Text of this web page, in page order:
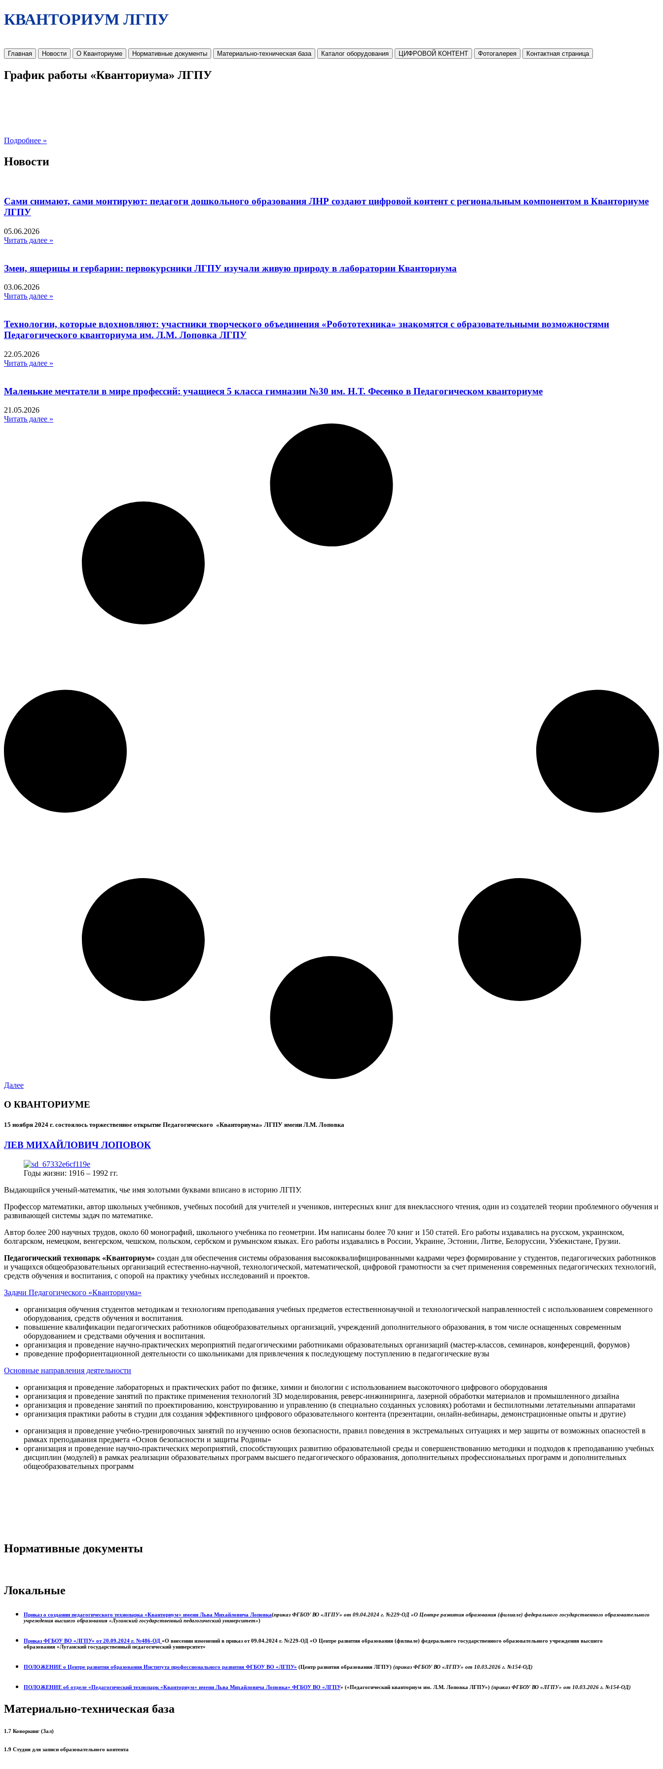
КВАНТОРИУМ ЛГПУ
Главная Новости О Кванториуме Нормативные документы Материально-техническая база Каталог оборудования ЦИФРОВОЙ КОНТЕНТ Фотогалерея Контактная страница
График работы «Кванториума» ЛГПУ
Подробнее »
Новости
Сами снимают, сами монтируют: педагоги дошкольного образования ЛНР создают цифровой контент с региональным компонентом в Кванториуме
ЛГПУ​
05.06.2026
Читать далее »
Змеи, ящерицы и гербарии: первокурсники ЛГПУ изучали живую природу в лаборатории Кванториума
03.06.2026
Читать далее »
Технологии, которые вдохновляют: участники творческого объединения «Робототехника» знакомятся с образовательными возможностями
Педагогического кванториума им. Л.М. Лоповка ЛГПУ
22.05.2026
Читать далее »
Маленькие мечтатели в мире профессий: учащиеся 5 класса гимназии №30 им. Н.Т. Фесенко в Педагогическом кванториуме
21.05.2026
Читать далее »
Далее
О КВАНТОРИУМЕ
15 ноября 2024 г. состоялось торжественное открытие Педагогического «Кванториума» ЛГПУ имени Л.М. Лоповка
ЛЕВ МИХАЙЛОВИЧ ЛОПОВОК
Годы жизни: 1916 – 1992 гг.
Выдающийся ученый-математик, чье имя золотыми буквами вписано в историю ЛГПУ.
Профессор математики, автор школьных учебников, учебных пособий для учителей и учеников, интересных книг для внеклассного чтения, один из создателей теории проблемного обучения и
развивающей системы задач по математике.
Автор более 200 научных трудов, около 60 монографий, школьного учебника по геометрии. Им написаны более 70 книг и 150 статей. Его работы издавались на русском, украинском,
болгарском, немецком, венгерском, чешском, польском, сербском и румынском языках. Его работы издавались в России, Украине, Эстонии, Литве, Белоруссии, Узбекистане, Грузии.
Педагогический технопарк «Кванториум» создан для обеспечения системы образования высококвалифицированными кадрами через формирование у студентов, педагогических работников
и учащихся общеобразовательных организаций естественно-научной, технологической, математической, цифровой грамотности за счет применения современных педагогических технологий,
средств обучения и воспитания, с опорой на практику учебных исследований и проектов.
Задачи Педагогического «Кванториума»
организация обучения студентов методикам и технологиям преподавания учебных предметов естественнонаучной и технологической направленностей с использованием современного
оборудования, средств обучения и воспитания.
повышение квалификации педагогических работников общеобразовательных организаций, учреждений дополнительного образования, в том числе оснащенных современным
оборудованием и средствами обучения и воспитания.
организация и проведение научно-практических мероприятий педагогическими работниками образовательных организаций (мастер-классов, семинаров, конференций, форумов)
проведение профориентационной деятельности со школьниками для привлечения к последующему поступлению в педагогические вузы
Основные направления деятельности
организация и проведение лабораторных и практических работ по физике, химии и биологии с использованием высокоточного цифрового оборудования
организация и проведение занятий по практике применения технологий 3D моделирования, реверс-инжиниринга, лазерной обработки материалов и промышленного дизайна
организация и проведение занятий по проектированию, конструированию и управлению (в специально созданных условиях) роботами и беспилотными летательными аппаратами
организация практики работы в студии для создания эффективного цифрового образовательного контента (презентации, онлайн-вебинары, демонстрационные опыты и другие)
организация и проведение учебно-тренировочных занятий по изучению основ безопасности, правил поведения в экстремальных ситуациях и мер защиты от возможных опасностей в
рамках преподавания предмета «Основ безопасности и защиты Родины»
организация и проведение научно-практических мероприятий, способствующих развитию образовательной среды и совершенствованию методики и подходов к преподаванию учебных
дисциплин (модулей) в рамках реализации образовательных программ высшего педагогического образования, дополнительных профессиональных программ и дополнительных
общеобразовательных программ
Нормативные документы
Локальные
Приказ о создании педагогического технопарка «Кванториум» имени Льва Михайловича Лоповка(приказ ФГБОУ ВО «ЛГПУ» от 09.04.2024 г. №229-ОД «О Центре развития образования (филиале) федерального государственного образовательного
учреждения высшего образования «Луганский государственный педагогический университет»)
Приказ ФГБОУ ВО «ЛГПУ» от 20.09.2024 г. №486-ОД «О внесении изменений в приказ от 09.04.2024 г. №229-ОД «О Центре развития образования (филиале) федерального государственного образовательного учреждения высшего
образования «Луганский государственный педагогический университет»
ПОЛОЖЕНИЕ о Центре развития образования Института профессионального развития ФГБОУ ВО «ЛГПУ» (Центр развития образования ЛГПУ) (приказ ФГБОУ ВО «ЛГПУ» от 10.03.2026 г. №154-ОД)
ПОЛОЖЕНИЕ об отделе «Педагогический технопарк «Кванториум» имени Льва Михайловича Лоповка» ФГБОУ ВО «ЛГПУ» («Педагогический кванториум им. Л.М. Лоповка ЛГПУ») (приказ ФГБОУ ВО «ЛГПУ» от 10.03.2026 г. №154-ОД)
Материально-техническая база
1.7 Коворкинг (Зал)
1.9 Студия для записи образовательного контента